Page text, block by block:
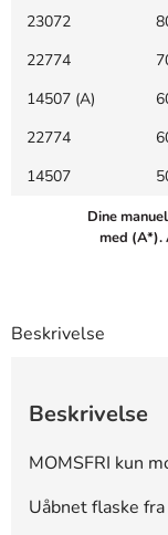
23072
22774
14507 (A)
22774
14507
Dine
med (A*).
Beskrivelse
Beskrivelse
MOMSFRI kun
Uåbnet flaske